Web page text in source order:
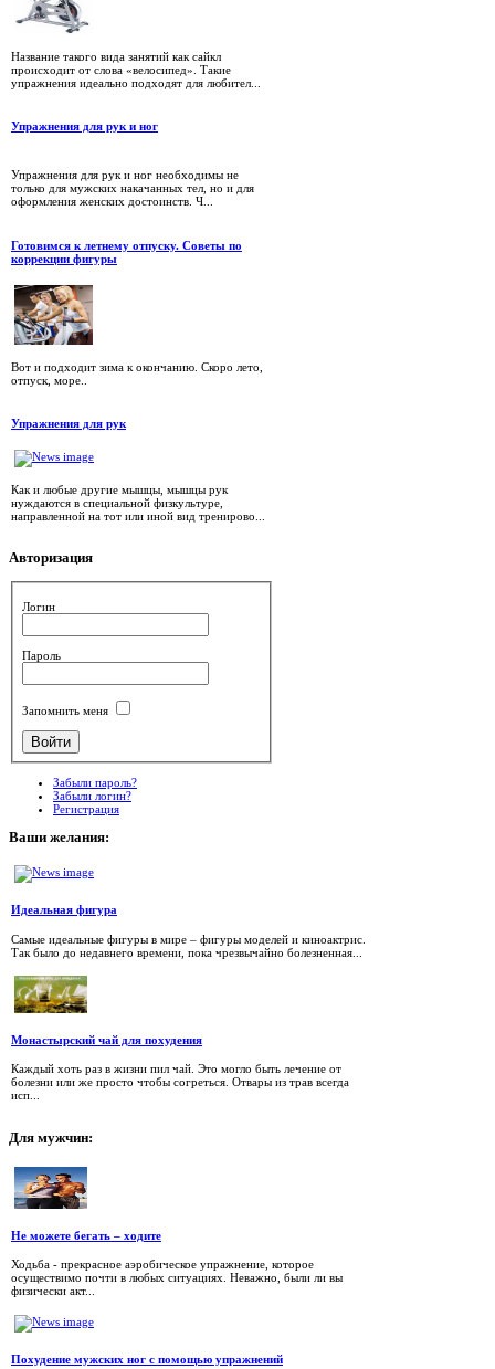
Название такого вида занятий как сайкл
происходит от слова «велосипед». Такие
упражнения идеально подходят для любител...
Упражнения для рук и ног
Упражнения для рук и ног необходимы не
только для мужских накачанных тел, но и для
оформления женских достоинств. Ч...
Готовимся к летнему отпуску. Советы по
коррекции фигуры
Вот и подходит зима к окончанию. Скоро лето,
отпуск, море..
Упражнения для рук
Как и любые другие мышцы, мышцы рук
нуждаются в специальной физкультуре,
направленной на тот или иной вид тренирово...
Авторизация
Логин
Пароль
Запомнить меня
Забыли пароль?
Забыли логин?
Регистрация
Ваши желания:
Идеальная фигура
Самые идеальные фигуры в мире – фигуры моделей и киноактрис.
Так было до недавнего времени, пока чрезвычайно болезненная...
Монастырский чай для похудения
Каждый хоть раз в жизни пил чай. Это могло быть лечение от
болезни или же просто чтобы согреться. Отвары из трав всегда
исп...
Для мужчин:
Не можете бегать – ходите
Ходьба - прекрасное аэробическое упражнение, которое
осуществимо почти в любых ситуациях. Неважно, были ли вы
физически акт...
Похудение мужских ног с помощью упражнений